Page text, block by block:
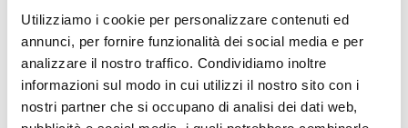
Utilizziamo i cookie per personalizzare contenuti ed
annunci, per fornire funzionalità dei social media e per
analizzare il nostro traffico. Condividiamo inoltre
informazioni sul modo in cui utilizzi il nostro sito con i
nostri partner che si occupano di analisi dei dati web,